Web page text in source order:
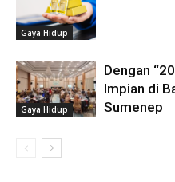
Gaya Hidup
Gaya Hidup
Dengan
Impian di
Sumenep